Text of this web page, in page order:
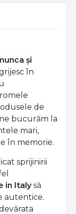
și
în
de
bucurăm la
mari,
în memorie.
sprijinirii
in Italysă
autentice.